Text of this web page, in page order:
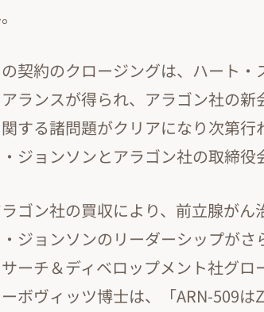
契約のクロージングは、ハート
アランスが得られ、アラゴン社の
する諸問題がクリアになり次第
・ジョンソンとアラゴン社の取締役
ゴン社の買収により、前立腺が
・ジョンソンのリーダーシップが
サーチ＆ディベロップメント社グ
ーボヴィッツ博士は、「ARN-509